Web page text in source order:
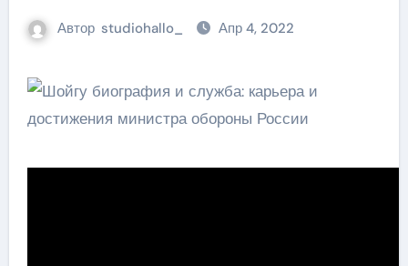
Автор studiohallo_ Апр 4, 2022